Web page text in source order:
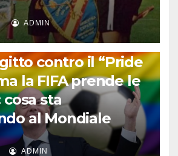
ADMIN
GOSSIP E NON SOLO
contro il “Pride
la FIFA prende le
sta
al Mondiale
ADMIN